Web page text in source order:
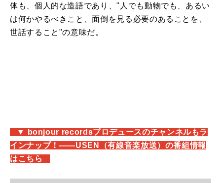
体も、個人的な造語であり、"人でも動物でも、あるい
は何かやるべきこと、面倒を見る必要のあることを、
世話すること"の意味だ。
▼ bonjour recordsプロデュースのチャンネルもラ
インナップ！――USEN（有線音楽放送）の番組情報
はこちら